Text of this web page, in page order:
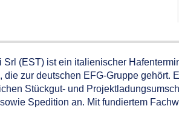
(EST) ist ein italienischer
die zur deutschen EFG-Gruppe
Stückgut- und
Spedition an. Mit fundiertem